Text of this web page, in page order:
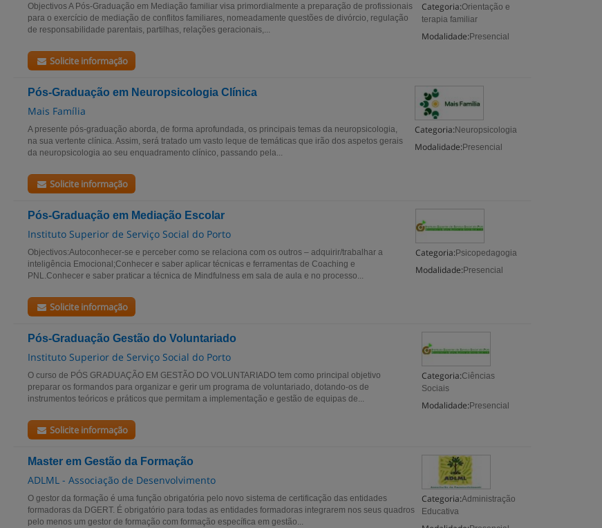
Categoria:Orientação e
terapia familiar
Modalidade: Presencial
Objectivos A Pós-Graduação em Mediação familiar visa primordialmente a preparação de profissionais
para o exercício de mediação de conflitos familiares, nomeadamente questões de divórcio, regulação
de responsabilidade parentais, partilhas, relações geracionais,...
Solicite informação
Pós-Graduação em Neuropsicologia Clínica
Mais Família
Categoria: Neuropsicologia
Modalidade: Presencial
A presente pós-graduação aborda, de forma aprofundada, os principais temas da neuropsicologia,
na sua vertente clínica. Assim, será tratado um vasto leque de temáticas que irão dos aspetos gerais
da neuropsicologia ao seu enquadramento clínico, passando pela...
Solicite informação
Pós-Graduação em Mediação Escolar
Instituto Superior de Serviço Social do Porto
Categoria: Psicopedagogia
Modalidade: Presencial
Objectivos:Autoconhecer-se e perceber como se relaciona com os outros – adquirir/trabalhar a
inteligência Emocional;Conhecer e saber aplicar técnicas e ferramentas de Coaching e
PNL.Conhecer e saber praticar a técnica de Mindfulness em sala de aula e no processo...
Solicite informação
Pós-Graduação Gestão do Voluntariado
Instituto Superior de Serviço Social do Porto
Categoria:Ciências
Sociais
Modalidade: Presencial
O curso de PÓS GRADUAÇÃO EM GESTÃO DO VOLUNTARIADO tem como principal objetivo
preparar os formandos para organizar e gerir um programa de voluntariado, dotando-os de
instrumentos teóricos e práticos que permitam a implementação e gestão de equipas de...
Solicite informação
Master em Gestão da Formação
ADLML - Associação de Desenvolvimento
Categoria:Administração
Educativa
O gestor da formação é uma função obrigatória pelo novo sistema de certificação das entidades
formadoras da DGERT. É obrigatório para todas as entidades formadoras integrarem nos seus quadros
pelo menos um gestor de formação com formação específica em gestão...